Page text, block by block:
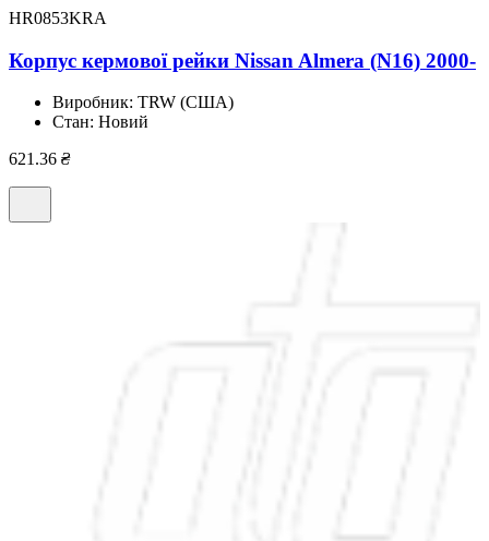
HR0853KRA
Корпус кермової рейки Nissan Almera (N16) 2000-
Виробник: TRW (США)
Стан: Новий
621.36 ₴